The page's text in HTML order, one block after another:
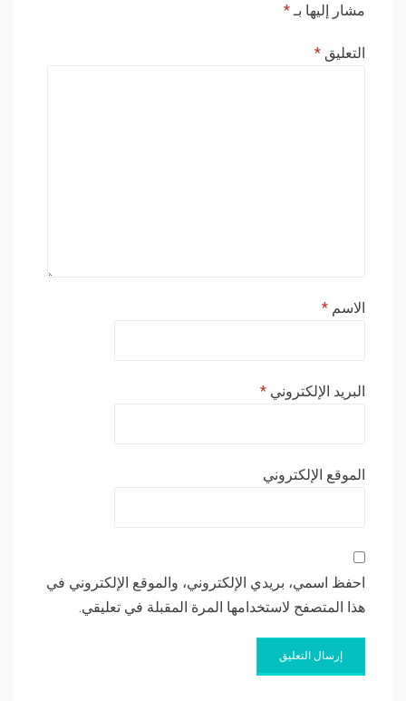
مشار إليها بـ*
التعليق *
الاسم *
البريد الإلكتروني *
الموقع الإلكتروني
احفظ اسمي، بريدي الإلكتروني، والموقع الإلكتروني في
هذا المتصفح لاستخدامها المرة المقبلة في تعليقي.